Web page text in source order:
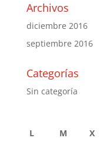
Archivos
diciembre 2016
septiembre 2016
Categorías
Sin categoría
L M X